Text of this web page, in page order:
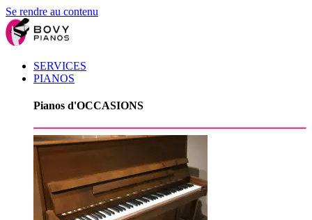
Se rendre au contenu
SERVICES
PIANOS
Pianos d'OCCASIONS